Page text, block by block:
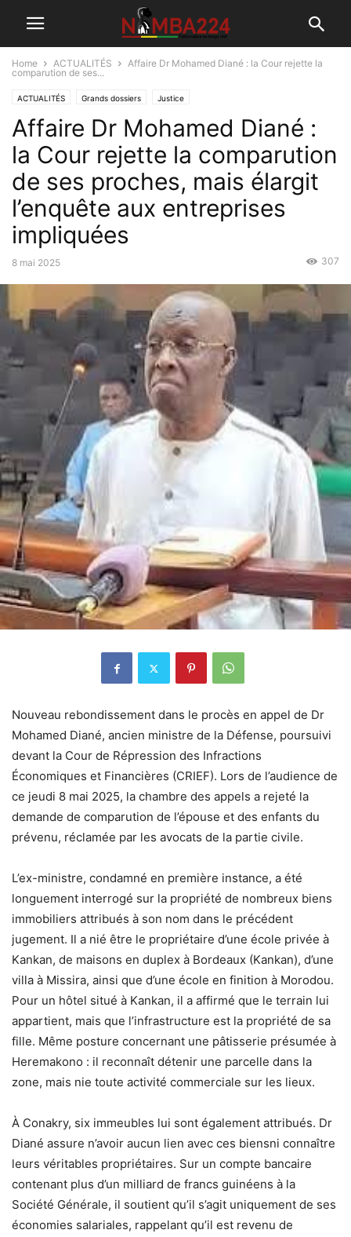
Home ACTUALITÉS
Affaire Dr Mohamed Diané : la Cour rejette la
comparution de ses...
ACTUALITÉS Grands dossiers Justice
Affaire Dr Mohamed Diané :
la Cour rejette la comparution
de ses proches, mais élargit
l’enquête aux entreprises
impliquées
8 mai 2025 307
Nouveau rebondissement dans le procès en appel de Dr
Mohamed Diané, ancien ministre de la Défense, poursuivi
devant la Cour de Répression des Infractions
Économiques et Financières (CRIEF). Lors de l’audience de
ce jeudi 8 mai 2025, la chambre des appels a rejeté la
demande de comparution de l’épouse et des enfants du
prévenu, réclamée par les avocats de la partie civile.
L’ex-ministre, condamné en première instance, a été
longuement interrogé sur la propriété de nombreux biens
immobiliers attribués à son nom dans le précédent
jugement. Il a nié être le propriétaire d’une école privée à
Kankan, de maisons en duplex à Bordeaux (Kankan), d’une
villa à Missira, ainsi que d’une école en finition à Morodou.
Pour un hôtel situé à Kankan, il a affirmé que le terrain lui
appartient, mais que l’infrastructure est la propriété de sa
fille. Même posture concernant une pâtisserie présumée à
Heremakono : il reconnaît détenir une parcelle dans la
zone, mais nie toute activité commerciale sur les lieux.
À Conakry, six immeubles lui sont également attribués. Dr
Diané assure n’avoir aucun lien avec ces biensni connaître
leurs véritables propriétaires. Sur un compte bancaire
contenant plus d’un milliard de francs guinéens à la
Société Générale, il soutient qu’il s’agit uniquement de ses
économies salariales, rappelant qu’il est revenu de